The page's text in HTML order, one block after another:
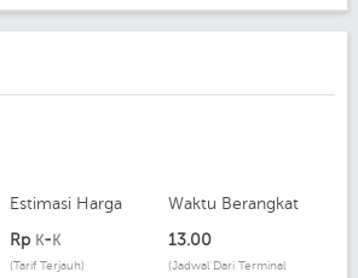
Estimasi Harga
Rp K- K
(Tarif Terjauh)
Waktu Berangkat
13.00
(Jadwal Dari Terminal